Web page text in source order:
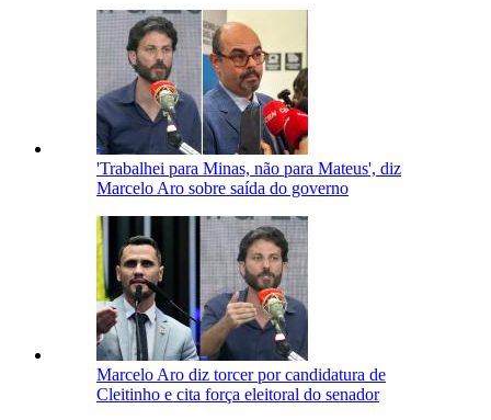
'Trabalhei para Minas, não para Mateus', diz
Marcelo Aro sobre saída do governo
Marcelo Aro diz torcer por candidatura de
Cleitinho e cita força eleitoral do senador